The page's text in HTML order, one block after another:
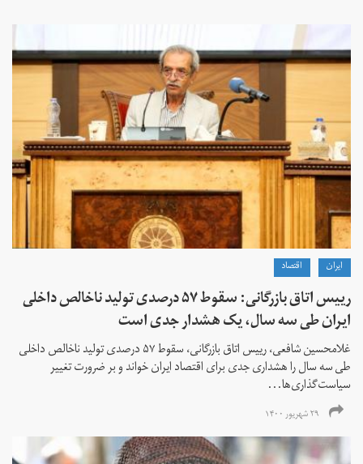
ايران اقتصاد
رییس اتاق بازرگانی: سقوط ۵۷ درصدی تولید ناخالص داخلی
ایران طی سه سال، یک هشدار جدی است
غلامحسین شافعی، رییس اتاق بازرگانی، سقوط ۵۷ درصدی تولید ناخالص داخلی
طی سه سال را هشداری جدی برای اقتصاد ایران خواند و بر ضرورت تغییر
سیاست‌گذاری‌ها...
۲۹ شهریور ۱۴۰۰